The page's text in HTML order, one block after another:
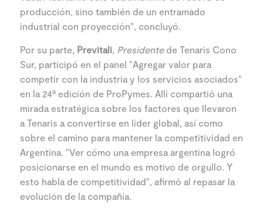
producción, sino también de un entramado
industrial con proyección", concluyó.
Por su parte, Previtali, Presidentede Tenaris Cono
Sur, participó en el panel "Agregar valor para
competir con la industria y los servicios asociados"
en la 24ª edición de ProPymes. Allí compartió una
mirada estratégica sobre los factores que llevaron
a Tenaris a convertirse en líder global, así como
sobre el camino para mantener la competitividad en
Argentina. "Ver cómo una empresa argentina logró
posicionarse en el mundo es motivo de orgullo. Y
esto habla de competitividad", afirmó al repasar la
evolución de la compañía.